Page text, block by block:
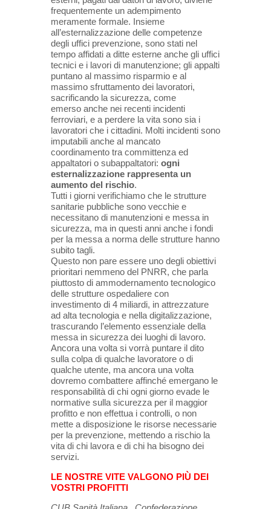
frequentemente un adempimento
meramente formale. Insieme
all’esternalizzazione delle competenze
degli uffici prevenzione, sono stati nel
tempo affidati a ditte esterne anche gli uffici
tecnici e i lavori di manutenzione; gli appalti
puntano al massimo risparmio e al
massimo sfruttamento dei lavoratori,
sacrificando la sicurezza, come
emerso anche nei recenti incidenti
ferroviari, e a perdere la vita sono sia i
lavoratori che i cittadini. Molti incidenti sono
imputabili anche al mancato
coordinamento tra committenza ed
appaltatori o subappaltatori: ogni
esternalizzazione rappresenta un
aumento del rischio.
Tutti i giorni verifichiamo che le strutture
sanitarie pubbliche sono vecchie e
necessitano di manutenzioni e messa in
sicurezza, ma in questi anni anche i fondi
per la messa a norma delle strutture hanno
subito tagli.
Questo non pare essere uno degli obiettivi
prioritari nemmeno del PNRR, che parla
piuttosto di ammodernamento tecnologico
delle strutture ospedaliere con
investimento di 4 miliardi, in attrezzature
ad alta tecnologia e nella digitalizzazione,
trascurando l’elemento essenziale della
messa in sicurezza dei luoghi di lavoro.
Ancora una volta si vorrà puntare il dito
sulla colpa di qualche lavoratore o di
qualche utente, ma ancora una volta
dovremo combattere affinché emergano le
responsabilità di chi ogni giorno evade le
normative sulla sicurezza per il maggior
profitto e non effettua i controlli, o non
mette a disposizione le risorse necessarie
per la prevenzione, mettendo a rischio la
vita di chi lavora e di chi ha bisogno dei
servizi.
LE NOSTRE VITE VALGONO PIÙ DEI
VOSTRI PROFITTI